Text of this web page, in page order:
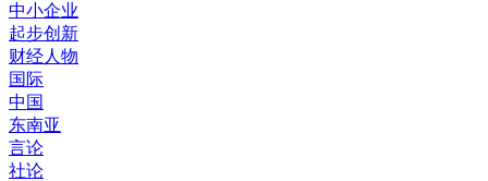
中小企业
起步创新
财经人物
国际
中国
东南亚
言论
社论